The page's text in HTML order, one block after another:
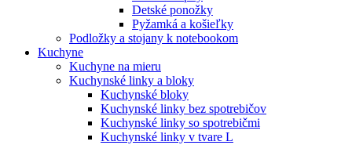
Detské ponožky
Pyžamká a košieľky
Podložky a stojany k notebookom
Kuchyne
Kuchyne na mieru
Kuchynské linky a bloky
Kuchynské bloky
Kuchynské linky bez spotrebičov
Kuchynské linky so spotrebičmi
Kuchynské linky v tvare L